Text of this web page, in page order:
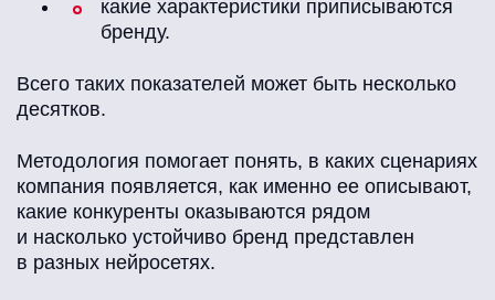
какие характеристики приписываются
бренду.
Всего таких показателей может быть несколько
десятков.
Методология помогает понять, в каких сценариях
компания появляется, как именно ее описывают,
какие конкуренты оказываются рядом
и насколько устойчиво бренд представлен
в разных нейросетях.